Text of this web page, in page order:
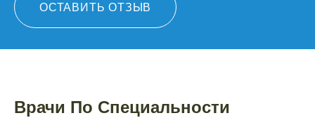
ОСТАВИТЬ ОТЗЫВ
Врачи По Специальности